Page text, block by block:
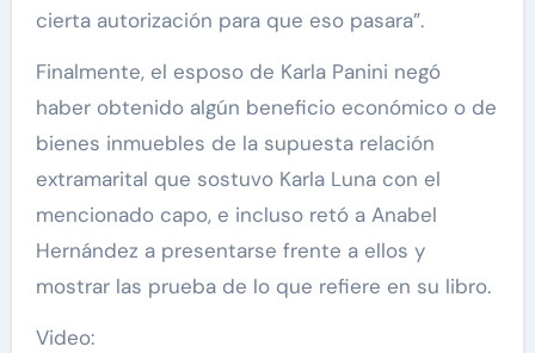
cierta autorización para que eso pasara”.
Finalmente, el esposo de Karla Panini negó
haber obtenido algún beneficio económico o de
bienes inmuebles de la supuesta relación
extramarital que sostuvo Karla Luna con el
mencionado capo, e incluso retó a Anabel
Hernández a presentarse frente a ellos y
mostrar las prueba de lo que refiere en su libro.
Video: